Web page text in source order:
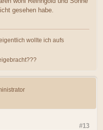
gesehen habe.
wollte ich aufs
#13